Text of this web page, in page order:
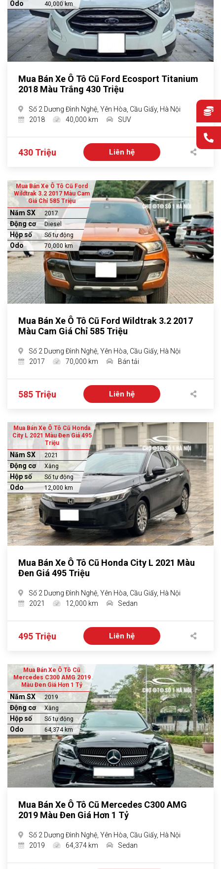
Odo 40,000 km
Mua Bán Xe Ô Tô Cũ Ford Ecosport Titanium
2018 Màu Trắng 430 Triệu
Số 2 Dương Đình Nghệ, Yên Hòa, Cầu Giấy, Hà Nội
2018
40,000 km SUV
430 Triệu Liên hệ
Mua Bán Xe Ô Tô Cũ Ford
Wildtrak 3.2 2017 Màu Cam
Giá Chỉ 585 Triệu
Năm SX 2017
Động cơ Diesel
Hộp số Số tự động
Odo 70,000 km
Mua Bán Xe Ô Tô Cũ Ford Wildtrak 3.2 2017
Màu Cam Giá Chỉ 585 Triệu
Số 2 Dương Đình Nghệ, Yên Hòa, Cầu Giấy, Hà Nội
2017
70,000 km Bán tải
585 Triệu Liên hệ
Mua Bán Xe Ô Tô Cũ Honda
City L 2021 Màu Đen Giá 495
Triệu
Năm SX 2021
Động cơ Xăng
Hộp số Số tự động
Odo 12,000 km
Mua Bán Xe Ô Tô Cũ Honda City L 2021 Màu
Đen Giá 495 Triệu
Số 2 Dương Đình Nghệ, Yên Hòa, Cầu Giấy, Hà Nội
2021
12,000 km Sedan
495 Triệu Liên hệ
Mua Bán Xe Ô Tô Cũ
Mercedes C300 AMG 2019
Màu Đen Giá Hơn 1 Tỷ
Năm SX 2019
Động cơ Xăng
Hộp số Số tự động
Odo 64,374 km
Mua Bán Xe Ô Tô Cũ Mercedes C300 AMG
2019 Màu Đen Giá Hơn 1 Tỷ
Số 2 Dương Đình Nghệ, Yên Hòa, Cầu Giấy, Hà Nội
2019
64,374 km Sedan